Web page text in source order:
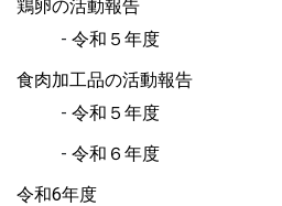
鶏卵の活動報告
令和５年度
食肉加工品の活動報告
令和５年度
令和６年度
令和6年度